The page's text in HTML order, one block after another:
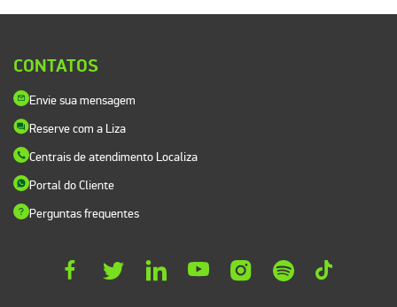
CONTATOS
Envie sua mensagem
Reserve com a Liza
Centrais de atendimento Localiza
Portal do Cliente
Perguntas frequentes